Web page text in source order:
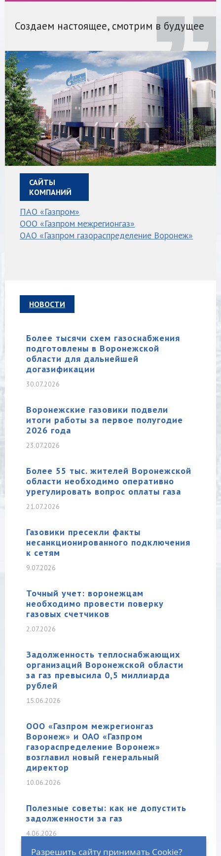
Создаем настоящее, смотрим в будущее
САЙТЫ
КОМПАНИЙ
ПАО «Газпром»
ООО «Газпром межрегионгаз»
ОАО «Газпром газораспределение Воронеж»
НОВОСТИ
Более тысячи схем газоснабжения
подготовлены в Воронежской
области для дальнейшей
догазификации
30.07.2026
Воронежские газовики подвели
итоги работы за первое полугодие
2026 года
23.07.2026
Более 55 тыс. жителей Воронежской
области необходимо оперативно
урегулировать вопрос оплаты газа
21.07.2026
Газовики пресекли факты
несанкционированного подключения
к сетям
9.07.2026
Точный учет: воронежцам
необходимо провести поверку
газовых счетчиков
2.07.2026
Задолженность теплоснабжающих
организаций Воронежской области
за газ превысила 0,5 миллиарда
рублей
15.06.2026
ООО «Газпром межрегионгаз
Воронеж» и ОАО «Газпром
газораспределение Воронеж»
возглавил новый генеральный
директор
10.06.2026
Полезные советы: как не допустить
задолженности за газ
4.06.2026
Разрешить сайту принимать Cookie?